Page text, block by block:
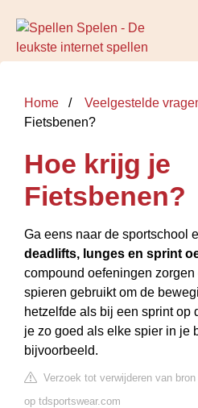
Home Veelgestelde
Fietsbenen?
Hoe krijg je
Fietsbenen?
Ga eens naar de sportschool
deadlifts, lunges en sprint
compound oefeningen
spieren gebruikt om de
hetzelfde als bij een sprint op
je zo goed als elke spier in je
bijvoorbeeld.
Verzoek tot verwijderen van bron
op tdsportswear.com